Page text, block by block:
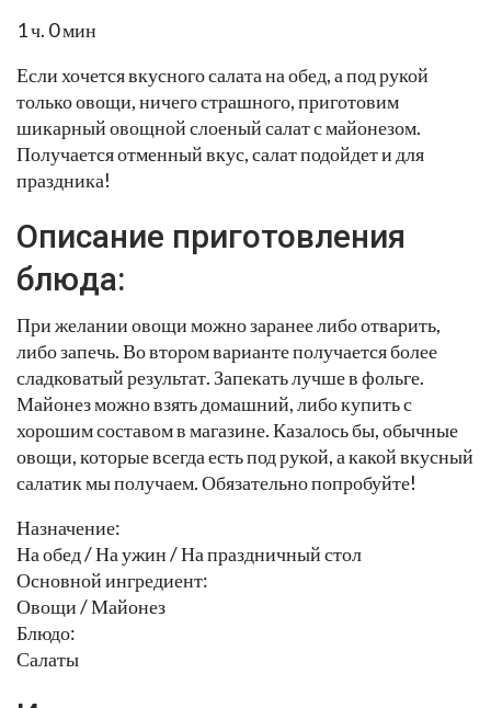
1 ч. 0 мин
Если хочется вкусного салата на обед, а под рукой
только овощи, ничего страшного, приготовим
шикарный овощной слоеный салат с майонезом.
Получается отменный вкус, салат подойдет и для
праздника!
Описание приготовления
блюда:
При желании овощи можно заранее либо отварить,
либо запечь. Во втором варианте получается более
сладковатый результат. Запекать лучше в фольге.
Майонез можно взять домашний, либо купить с
хорошим составом в магазине. Казалось бы, обычные
овощи, которые всегда есть под рукой, а какой вкусный
салатик мы получаем. Обязательно попробуйте!
Назначение:
На обед / На ужин / На праздничный стол
Основной ингредиент:
Овощи / Майонез
Блюдо:
Салаты